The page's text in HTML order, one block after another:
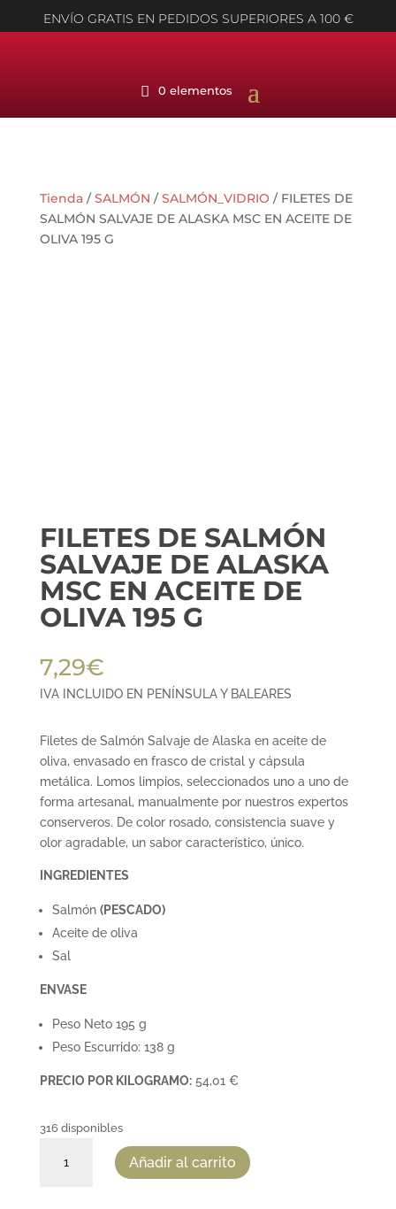
ENVÍO GRATIS EN PEDIDOS SUPERIORES A 100 €
0 elementos
Tienda/SALMÓN /SALMÓN_VIDRIO / FILETES DE
SALMÓN SALVAJE DE ALASKA MSC EN ACEITE DE
OLIVA 195 G
FILETES DE SALMÓN
SALVAJE DE ALASKA
MSC EN ACEITE DE
OLIVA 195 G
7,29€
IVA INCLUIDO EN PENÍNSULA Y BALEARES
Filetes de Salmón Salvaje de Alaska en aceite de
oliva, envasado en frasco de cristal y cápsula
metálica. Lomos limpios, seleccionados uno a uno de
forma artesanal, manualmente por nuestros expertos
conserveros. De color rosado, consistencia suave y
olor agradable, un sabor característico, único.
INGREDIENTES
Salmón (PESCADO)
Aceite de oliva
Sal
ENVASE
Peso Neto 195 g
Peso Escurrido: 138 g
PRECIO POR KILOGRAMO:54,01 €
316 disponibles
Añadir al carrito